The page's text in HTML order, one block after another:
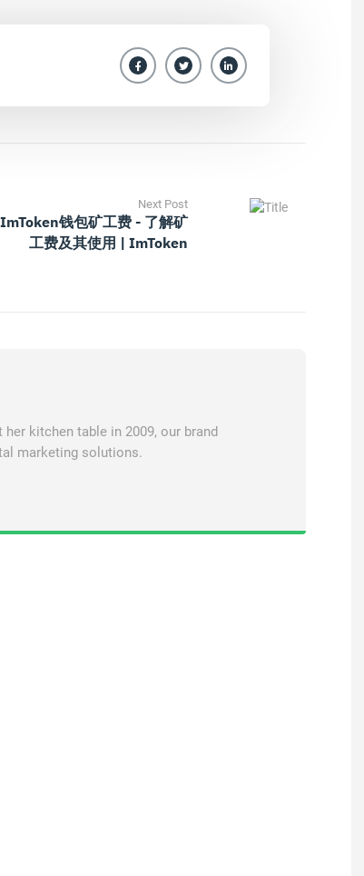
Next Post
ImToken钱包矿工费 - 了解矿
工费及其使用 | ImToken
kitchen table in 2009, our brand
marketing solutions.